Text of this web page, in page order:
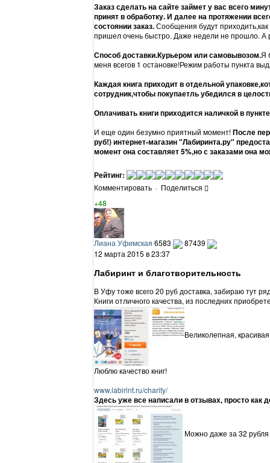
Заказ сделать на сайте займет у вас всего
принят в обработку. И далее на протяжении
состоянии заказ.Сообщения будут
пришел очень быстро. Даже недели не прошло. А
Способ доставки.Курьером или самовывозом.Я
меня всегов 1 остановке!Режим работы пункта
Каждая книга приходит в отдельной
сотрудник,чтобы покупаетль убедился в
Оплачивать книги приходится наличкой в
И еще один безумно приятный момент!После
руб!) интернет-магазин "Лабиринта.ру"
момент она составляет 5%,но с заказами она
Рейтинг:
Комментировать · Поделиться
+48
Лиана Уфимская 6583
87439
12 марта 2015 в 23:37
Лабиринт и благотворительность
В Уфу тоже всего 20 руб доставка, забираю тут
Книги отличного качества, из последних
Великолепная,
Люблю качество книг!
www.labirint.ru/charity/
Здесь уже все написали в отзывах, просто как
Можно даже за 32 рубля